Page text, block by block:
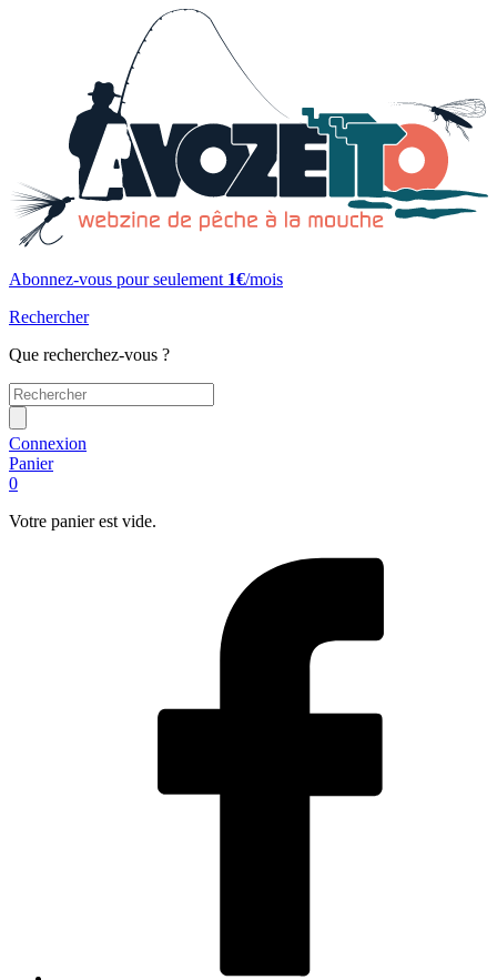
Abonnez-vous pour seulement 1€/mois
Rechercher
Que recherchez-vous ?
Connexion
Panier
0
Votre panier est vide.